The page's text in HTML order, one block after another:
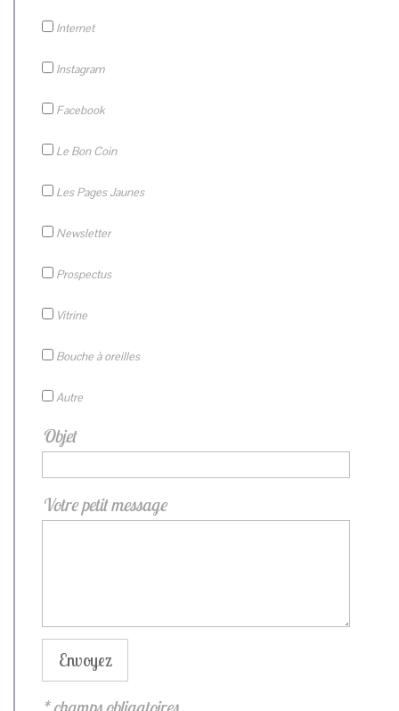
Internet
Instagram
Facebook
Le Bon Coin
Les Pages Jaunes
Newsletter
Prospectus
Vitrine
Bouche à oreilles
Autre
Objet
Votre petit message